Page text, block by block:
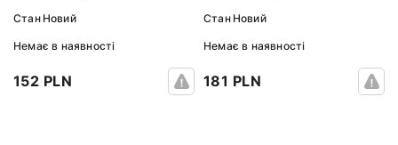
Стан Новий
Немає в наявності
152 PLN
Стан Новий
Немає в наявності
181 PLN